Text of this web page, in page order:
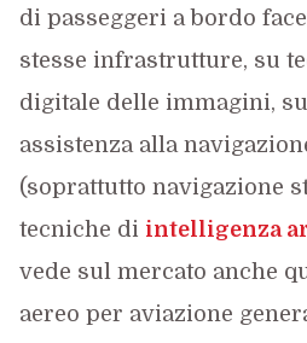
di passeggeri a bordo
stesse infrastrutture, su
digitale delle immagini,
assistenza alla
(soprattutto navigazione
tecniche di intelligenza
vede sul mercato anche
aereo per aviazione